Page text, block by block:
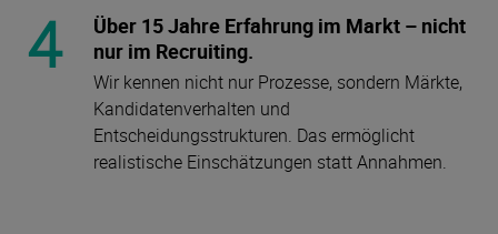
4
Über 15 Jahre Erfahrung im Markt – nicht
nur im Recruiting.
Wir kennen nicht nur Prozesse, sondern Märkte,
Kandidatenverhalten und
Entscheidungsstrukturen. Das ermöglicht
realistische Einschätzungen statt Annahmen.